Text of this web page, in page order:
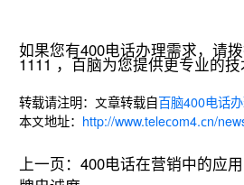
如果您有400电话办理需求，请
1111 ，百脑为您提供更专业的技
转载请注明：文章转载自百脑400电话
本文地址： http://www.telecom4.cn/
上一页： 400电话在营销中的应